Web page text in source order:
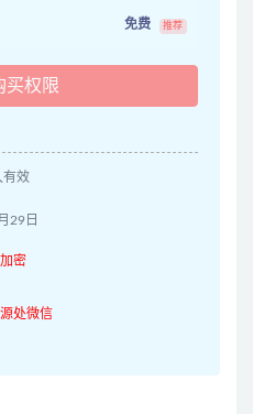
免费 推荐
买权限
有效
29日
密
处微信